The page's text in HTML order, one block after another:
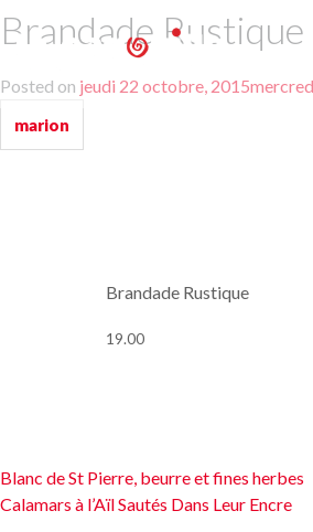
À TABLE
Brandade Rustique
Posted on jeudi 22 octobre, 2015
marion
Brandade Rustique
19.00
Navigation
Blanc de St Pierre, beurre et fines herbes
Calamars à l’Aïl Sautés Dans Leur Encre